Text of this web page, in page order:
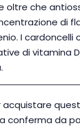
oltre che
di
I cardoncelli
di vitamina
acquistare
conferma da